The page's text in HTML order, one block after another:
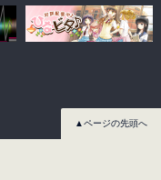
▲ページの先頭へ